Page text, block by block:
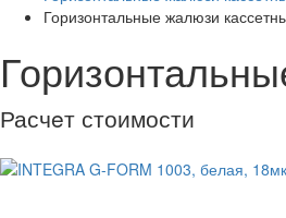
Горизонтальные жалюзи
Расчeт стоимости